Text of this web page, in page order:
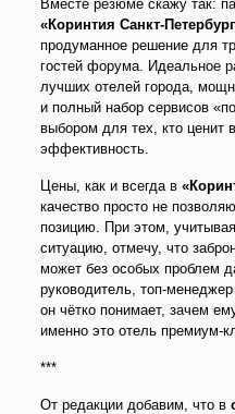
Вместе резюме скажу так:
«Коринтия Санкт-
продуманное решение для
гостей форума. Идеальное
лучших отелей города,
и полный набор сервисов
выбором для тех, кто ценит
эффективность.
Цены, как и всегда в
качество просто не
позицию. При этом,
ситуацию, отмечу, что
может без особых проблем
руководитель, топ-
он чётко понимает, зачем
именно это отель премиум-
***
От редакции добавим, что в